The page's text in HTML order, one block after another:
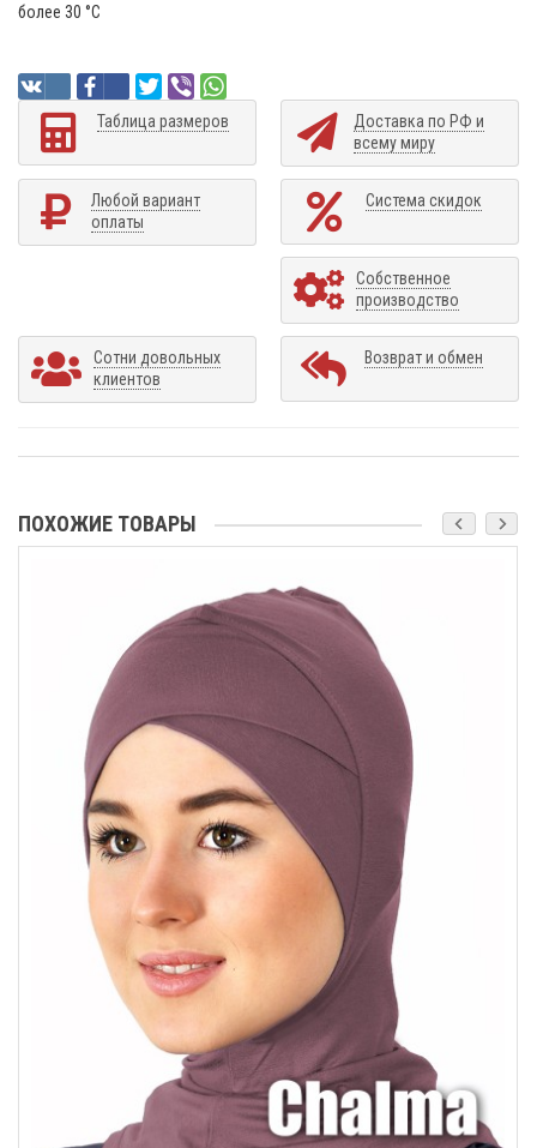
более 30 °C
Таблица размеров
Доставка по РФ и
всему миру
Любой вариант
оплаты
Система скидок
Собственное
производство
Сотни довольных
клиентов
Возврат и обмен
ПОХОЖИЕ ТОВАРЫ